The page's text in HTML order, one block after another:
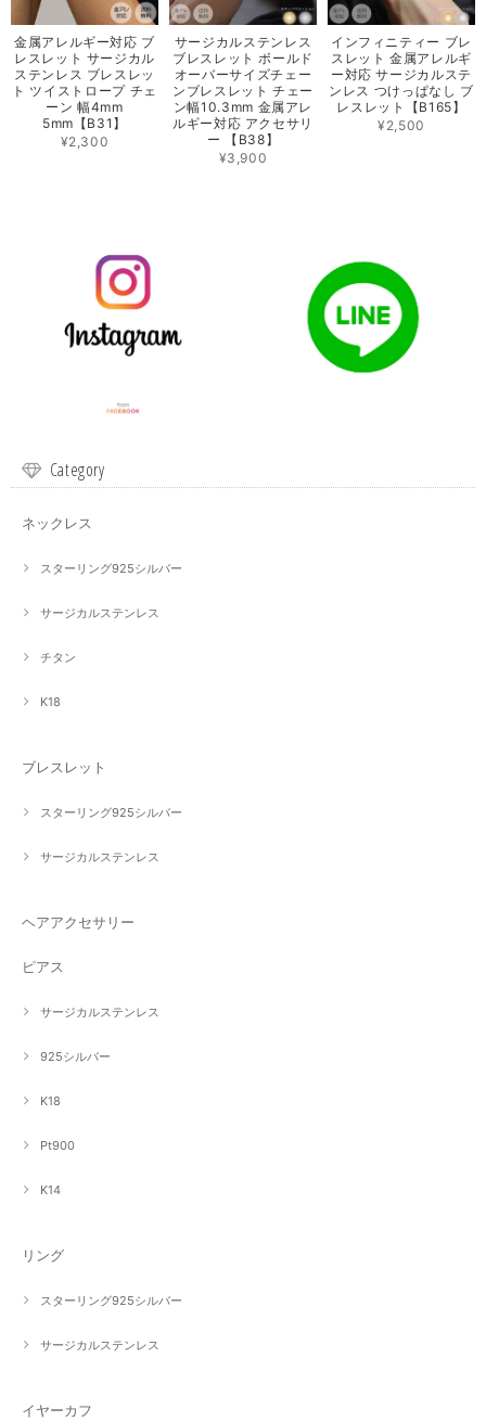
金属アレルギー対応 ブ
レスレット サージカル
ステンレス ブレスレッ
ト ツイストロープ チェ
ーン 幅4mm
5mm【B31】
¥2,300
サージカルステンレス
ブレスレット ボールド
オーバーサイズチェー
ンブレスレット チェー
ン幅10.3mm 金属アレ
ルギー対応 アクセサリ
ー 【B38】
¥3,900
インフィニティー ブレ
スレット 金属アレルギ
ー対応 サージカルステ
ンレス つけっぱなし ブ
レスレット【B165】
¥2,500
Category
ネックレス
スターリング925シルバー
サージカルステンレス
チタン
K18
ブレスレット
スターリング925シルバー
サージカルステンレス
ヘアアクセサリー
ピアス
サージカルステンレス
925シルバー
K18
Pt900
K14
リング
スターリング925シルバー
サージカルステンレス
イヤーカフ